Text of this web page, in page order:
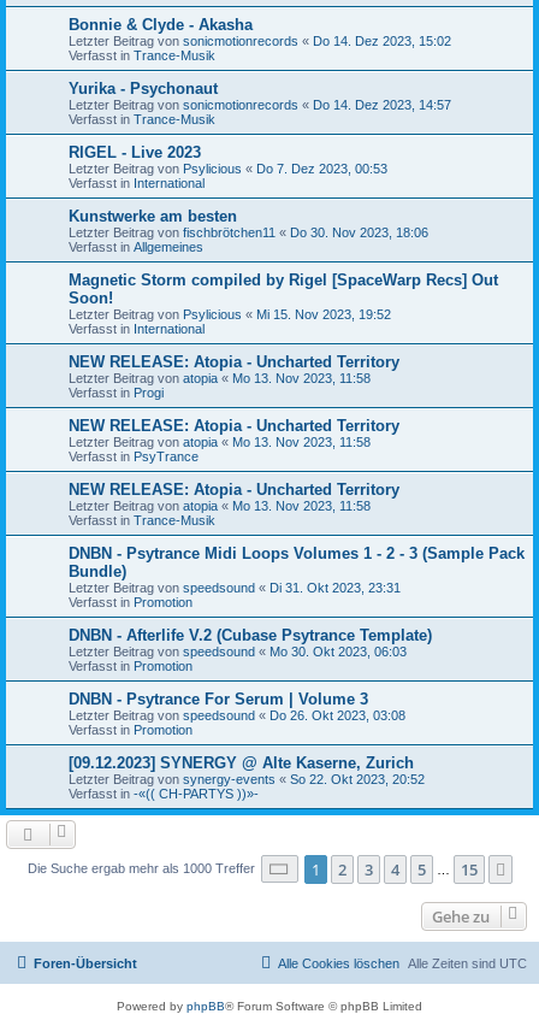
Bonnie & Clyde - Akasha
Letzter Beitrag von sonicmotionrecords « Do 14. Dez 2023, 15:02
Verfasst in Trance-Musik
Yurika - Psychonaut
Letzter Beitrag von sonicmotionrecords « Do 14. Dez 2023, 14:57
Verfasst in Trance-Musik
RIGEL - Live 2023
Letzter Beitrag von Psylicious « Do 7. Dez 2023, 00:53
Verfasst in International
Kunstwerke am besten
Letzter Beitrag von fischbrötchen11 « Do 30. Nov 2023, 18:06
Verfasst in Allgemeines
Magnetic Storm compiled by Rigel [SpaceWarp Recs] Out
Soon!
Letzter Beitrag von Psylicious « Mi 15. Nov 2023, 19:52
Verfasst in International
NEW RELEASE: Atopia - Uncharted Territory
Letzter Beitrag von atopia « Mo 13. Nov 2023, 11:58
Verfasst in Progi
NEW RELEASE: Atopia - Uncharted Territory
Letzter Beitrag von atopia « Mo 13. Nov 2023, 11:58
Verfasst in PsyTrance
NEW RELEASE: Atopia - Uncharted Territory
Letzter Beitrag von atopia « Mo 13. Nov 2023, 11:58
Verfasst in Trance-Musik
DNBN - Psytrance Midi Loops Volumes 1 - 2 - 3 (Sample Pack
Bundle)
Letzter Beitrag von speedsound « Di 31. Okt 2023, 23:31
Verfasst in Promotion
DNBN - Afterlife V.2 (Cubase Psytrance Template)
Letzter Beitrag von speedsound « Mo 30. Okt 2023, 06:03
Verfasst in Promotion
DNBN - Psytrance For Serum | Volume 3
Letzter Beitrag von speedsound « Do 26. Okt 2023, 03:08
Verfasst in Promotion
[09.12.2023] SYNERGY @ Alte Kaserne, Zurich
Letzter Beitrag von synergy-events « So 22. Okt 2023, 20:52
Verfasst in -«(( CH-PARTYS ))»-
Die Suche ergab mehr als 1000 Treffer Seite 1von 15
1 2 3 4 5 15
Gehe zu
Foren-Übersicht Alle Zeiten sind UTC
Alle Cookies löschen
Powered by phpBB® Forum Software © phpBB Limited